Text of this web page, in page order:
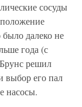
сосуды
было далеко не
года (с
решил
выбор его пал
насосы.